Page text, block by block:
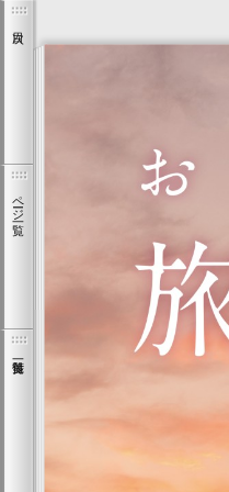
ページ一覧